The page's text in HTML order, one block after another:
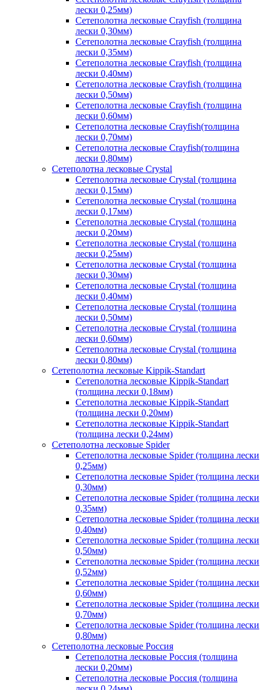
лески 0,25мм)
Сетеполотна лесковые Crayfish (толщина
лески 0,30мм)
Сетеполотна лесковые Crayfish (толщина
лески 0,35мм)
Сетеполотна лесковые Crayfish (толщина
лески 0,40мм)
Сетеполотна лесковые Crayfish (толщина
лески 0,50мм)
Сетеполотна лесковые Crayfish (толщина
лески 0,60мм)
Сетеполотна лесковые Crayfish(толщина
лески 0,70мм)
Сетеполотна лесковые Crayfish(толщина
лески 0,80мм)
Сетеполотна лесковые Crystal
Сетеполотна лесковые Crystal (толщина
лески 0,15мм)
Сетеполотна лесковые Crystal (толщина
лески 0,17мм)
Сетеполотна лесковые Crystal (толщина
лески 0,20мм)
Сетеполотна лесковые Crystal (толщина
лески 0,25мм)
Сетеполотна лесковые Crystal (толщина
лески 0,30мм)
Сетеполотна лесковые Crystal (толщина
лески 0,40мм)
Сетеполотна лесковые Crystal (толщина
лески 0,50мм)
Сетеполотна лесковые Crystal (толщина
лески 0,60мм)
Сетеполотна лесковые Crystal (толщина
лески 0,80мм)
Сетеполотна лесковые Kippik-Standart
Сетеполотна лесковые Kippik-Standart
(толщина лески 0,18мм)
Сетеполотна лесковые Kippik-Standart
(толщина лески 0,20мм)
Сетеполотна лесковые Kippik-Standart
(толщина лески 0,24мм)
Сетеполотна лесковые Spider
Сетеполотна лесковые Spider (толщина лески
0,25мм)
Сетеполотна лесковые Spider (толщина лески
0,30мм)
Сетеполотна лесковые Spider (толщина лески
0,35мм)
Сетеполотна лесковые Spider (толщина лески
0,40мм)
Сетеполотна лесковые Spider (толщина лески
0,50мм)
Сетеполотна лесковые Spider (толщина лески
0,52мм)
Сетеполотна лесковые Spider (толщина лески
0,60мм)
Сетеполотна лесковые Spider (толщина лески
0,70мм)
Сетеполотна лесковые Spider (толщина лески
0,80мм)
Сетеполотна лесковые Россия
Сетеполотна лесковые Россия (толщина
лески 0,20мм)
Сетеполотна лесковые Россия (толщина